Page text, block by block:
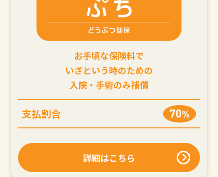
お手頃な保険料で
いざという時のための
入院・手術のみ補償
支払割合
詳細はこちら